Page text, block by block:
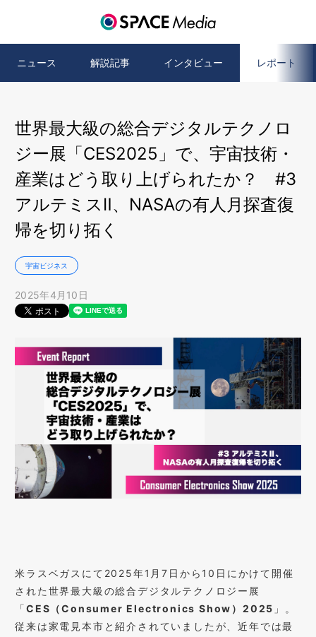
ニュース 解説記事 インタビュー レポート
世界最大級の総合デジタルテクノロ
ジー展「CES2025」で、宇宙技術・
産業はどう取り上げられたか？ #3
アルテミスⅡ、NASAの有人月探査復
帰を切り拓く
宇宙ビジネス
2025年4月10日
米ラスベガスにて2025年1月7日から10日にかけて開催
された世界最大級の総合デジタルテクノロジー展
「CES（Consumer Electronics Show）2025 」。
従来は家電見本市と紹介されていましたが、近年では最